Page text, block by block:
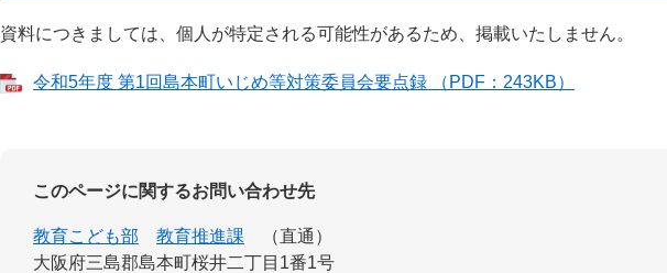
資料につきましては、個人が特定される可能性があるため、掲載いたしません。
令和5年度 第1回島本町いじめ等対策委員会要点録 （PDF：243KB）
このページに関するお問い合わせ先
教育こども部 教育推進課
直通
大阪府三島郡島本町桜井二丁目1番1号